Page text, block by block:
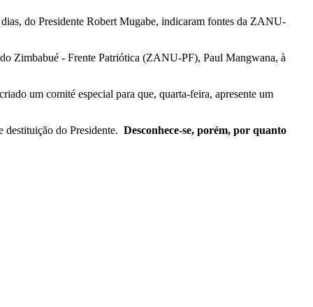
do Presidente Robert Mugabe, indicaram fontes da ZANU-
Zimbabué - Frente Patriótica (ZANU-PF), Paul Mangwana, à
um comité especial para que, quarta-feira, apresente um
destituição do Presidente. Desconhece-se, porém, por quanto